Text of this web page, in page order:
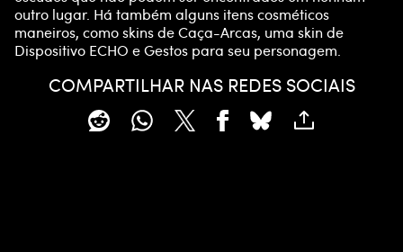
os
servi
dores
Goog
clicar
em
jogar
,
você
outro lugar. Há também alguns itens cosméticos
maneiros, como skins de Caça-Arcas, uma skin de
Dispositivo ECHO e Gestos para seu personagem.
COMPARTILHAR NAS REDES SOCIAIS